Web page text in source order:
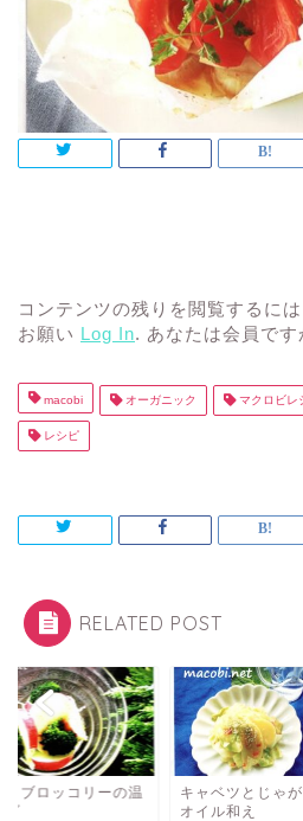
コンテンツの残りを閲覧するに
お願い Log In. あなたは会員です
macobi オーガニック マクロビレ
レシピ
RELATED POST
とブロッコリーの温
ダ
キャベツとじゃ
オイル和え